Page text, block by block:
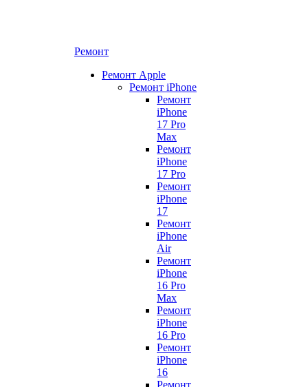
Ремонт
Ремонт Apple
Ремонт iPhone
Ремонт
iPhone
17 Pro
Max
Ремонт
iPhone
17 Pro
Ремонт
iPhone
17
Ремонт
iPhone
Air
Ремонт
iPhone
16 Pro
Max
Ремонт
iPhone
16 Pro
Ремонт
iPhone
16
Ремонт